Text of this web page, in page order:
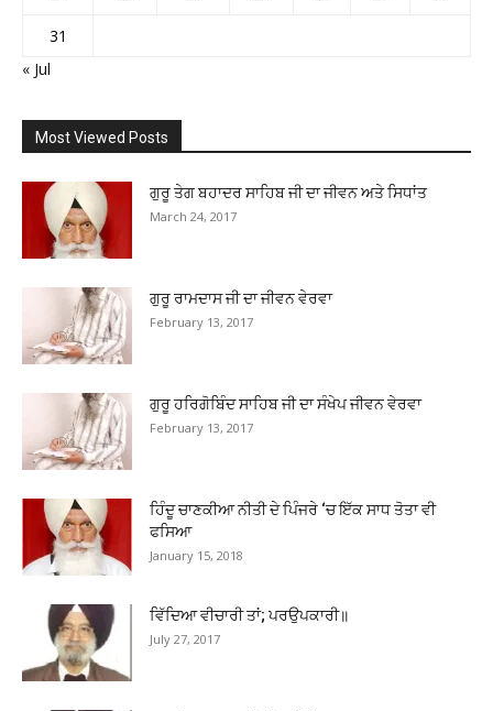
31
« Jul
Most Viewed Posts
ਗੁਰੂ ਤੇਗ ਬਹਾਦਰ ਸਾਹਿਬ ਜੀ ਦਾ ਜੀਵਨ ਅਤੇ ਸਿਧਾਂਤ
March 24, 2017
ਗੁਰੂ ਰਾਮਦਾਸ ਜੀ ਦਾ ਜੀਵਨ ਵੇਰਵਾ
February 13, 2017
ਗੁਰੂ ਹਰਿਗੋਬਿੰਦ ਸਾਹਿਬ ਜੀ ਦਾ ਸੰਖੇਪ ਜੀਵਨ ਵੇਰਵਾ
February 13, 2017
ਹਿੰਦੂ ਚਾਣਕੀਆ ਨੀਤੀ ਦੇ ਪਿੰਜਰੇ ‘ਚ ਇੱਕ ਸਾਧ ਤੋਤਾ ਵੀ
ਫਸਿਆ
January 15, 2018
ਵਿੱਦਿਆ ਵੀਚਾਰੀ ਤਾਂ; ਪਰਉਪਕਾਰੀ॥
July 27, 2017